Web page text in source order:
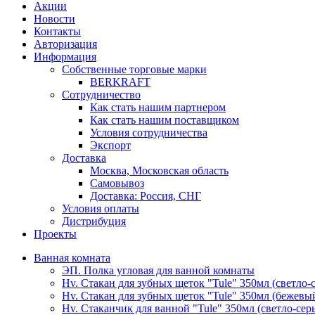
Акции
Новости
Контакты
Авторизация
Информация
Собственные торговые марки
BERKRAFT
Сотрудничество
Как стать нашим партнером
Как стать нашим поставщиком
Условия сотрудничества
Экспорт
Доставка
Москва, Московская область
Самовывоз
Доставка: Россия, СНГ
Условия оплаты
Дистрибуция
Проекты
Ванная комната
ЭП. Полка угловая для ванной комнаты
Hv. Стакан для зубных щеток "Tule" 350мл (светло-
Hv. Стакан для зубных щеток "Tule" 350мл
Hv. Стаканчик для ванной "Tule" 350мл (светло-